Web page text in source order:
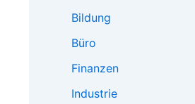
Bildung
Büro
Finanzen
Industrie